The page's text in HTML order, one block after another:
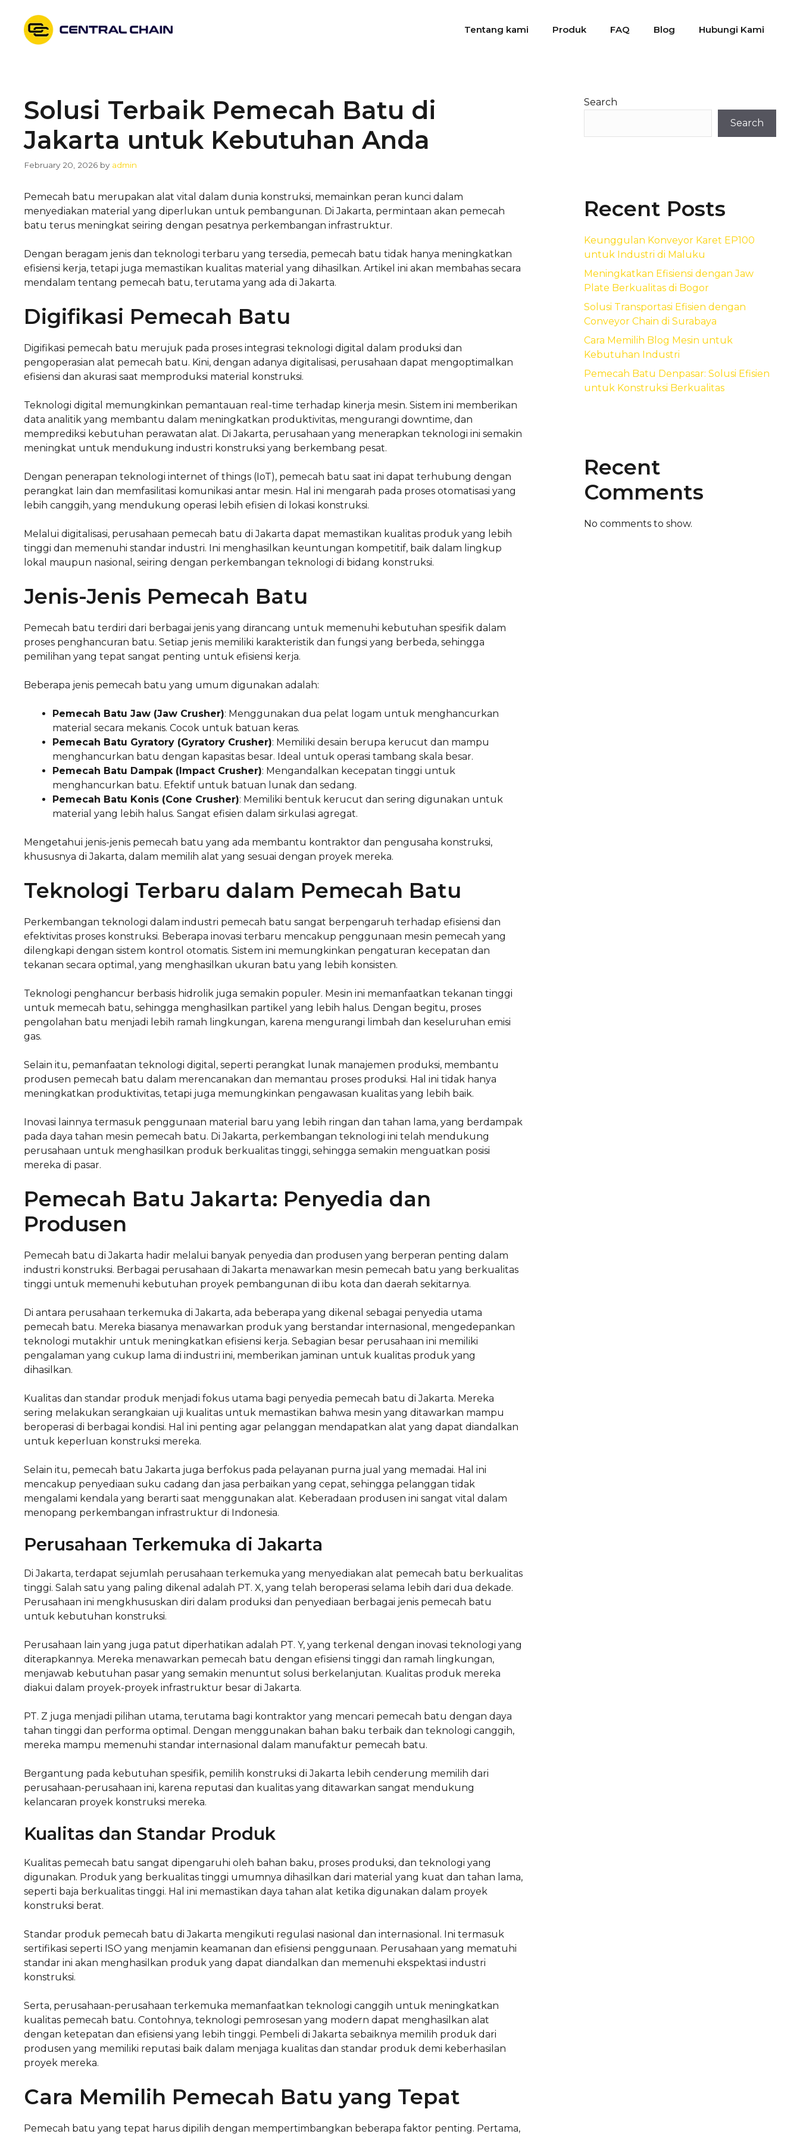
content
Tentang kami Produk FAQ Blog Hubungi Kami
Solusi Terbaik Pemecah Batu di
Jakarta untuk Kebutuhan Anda
February 20, 2026 by admin
Pemecah batu merupakan alat vital dalam dunia konstruksi, memainkan peran kunci dalam
menyediakan material yang diperlukan untuk pembangunan. Di Jakarta, permintaan akan pemecah
batu terus meningkat seiring dengan pesatnya perkembangan infrastruktur.
Dengan beragam jenis dan teknologi terbaru yang tersedia, pemecah batu tidak hanya meningkatkan
efisiensi kerja, tetapi juga memastikan kualitas material yang dihasilkan. Artikel ini akan membahas secara
mendalam tentang pemecah batu, terutama yang ada di Jakarta.
Digifikasi Pemecah Batu
Digifikasi pemecah batu merujuk pada proses integrasi teknologi digital dalam produksi dan
pengoperasian alat pemecah batu. Kini, dengan adanya digitalisasi, perusahaan dapat mengoptimalkan
efisiensi dan akurasi saat memproduksi material konstruksi.
Teknologi digital memungkinkan pemantauan real-time terhadap kinerja mesin. Sistem ini memberikan
data analitik yang membantu dalam meningkatkan produktivitas, mengurangi downtime, dan
memprediksi kebutuhan perawatan alat. Di Jakarta, perusahaan yang menerapkan teknologi ini semakin
meningkat untuk mendukung industri konstruksi yang berkembang pesat.
Dengan penerapan teknologi internet of things (IoT), pemecah batu saat ini dapat terhubung dengan
perangkat lain dan memfasilitasi komunikasi antar mesin. Hal ini mengarah pada proses otomatisasi yang
lebih canggih, yang mendukung operasi lebih efisien di lokasi konstruksi.
Melalui digitalisasi, perusahaan pemecah batu di Jakarta dapat memastikan kualitas produk yang lebih
tinggi dan memenuhi standar industri. Ini menghasilkan keuntungan kompetitif, baik dalam lingkup
lokal maupun nasional, seiring dengan perkembangan teknologi di bidang konstruksi.
Jenis-Jenis Pemecah Batu
Pemecah batu terdiri dari berbagai jenis yang dirancang untuk memenuhi kebutuhan spesifik dalam
proses penghancuran batu. Setiap jenis memiliki karakteristik dan fungsi yang berbeda, sehingga
pemilihan yang tepat sangat penting untuk efisiensi kerja.
Beberapa jenis pemecah batu yang umum digunakan adalah:
Pemecah Batu Jaw (Jaw Crusher): Menggunakan dua pelat logam untuk menghancurkan
material secara mekanis. Cocok untuk batuan keras.
Pemecah Batu Gyratory (Gyratory Crusher): Memiliki desain berupa kerucut dan mampu
menghancurkan batu dengan kapasitas besar. Ideal untuk operasi tambang skala besar.
Pemecah Batu Dampak (Impact Crusher): Mengandalkan kecepatan tinggi untuk
menghancurkan batu. Efektif untuk batuan lunak dan sedang.
Pemecah Batu Konis (Cone Crusher): Memiliki bentuk kerucut dan sering digunakan untuk
material yang lebih halus. Sangat efisien dalam sirkulasi agregat.
Mengetahui jenis-jenis pemecah batu yang ada membantu kontraktor dan pengusaha konstruksi,
khususnya di Jakarta, dalam memilih alat yang sesuai dengan proyek mereka.
Teknologi Terbaru dalam Pemecah Batu
Perkembangan teknologi dalam industri pemecah batu sangat berpengaruh terhadap efisiensi dan
efektivitas proses konstruksi. Beberapa inovasi terbaru mencakup penggunaan mesin pemecah yang
dilengkapi dengan sistem kontrol otomatis. Sistem ini memungkinkan pengaturan kecepatan dan
tekanan secara optimal, yang menghasilkan ukuran batu yang lebih konsisten.
Teknologi penghancur berbasis hidrolik juga semakin populer. Mesin ini memanfaatkan tekanan tinggi
untuk memecah batu, sehingga menghasilkan partikel yang lebih halus. Dengan begitu, proses
pengolahan batu menjadi lebih ramah lingkungan, karena mengurangi limbah dan keseluruhan emisi
gas.
Selain itu, pemanfaatan teknologi digital, seperti perangkat lunak manajemen produksi, membantu
produsen pemecah batu dalam merencanakan dan memantau proses produksi. Hal ini tidak hanya
meningkatkan produktivitas, tetapi juga memungkinkan pengawasan kualitas yang lebih baik.
Inovasi lainnya termasuk penggunaan material baru yang lebih ringan dan tahan lama, yang berdampak
pada daya tahan mesin pemecah batu. Di Jakarta, perkembangan teknologi ini telah mendukung
perusahaan untuk menghasilkan produk berkualitas tinggi, sehingga semakin menguatkan posisi
mereka di pasar.
Pemecah Batu Jakarta: Penyedia dan
Produsen
Pemecah batu di Jakarta hadir melalui banyak penyedia dan produsen yang berperan penting dalam
industri konstruksi. Berbagai perusahaan di Jakarta menawarkan mesin pemecah batu yang berkualitas
tinggi untuk memenuhi kebutuhan proyek pembangunan di ibu kota dan daerah sekitarnya.
Di antara perusahaan terkemuka di Jakarta, ada beberapa yang dikenal sebagai penyedia utama
pemecah batu. Mereka biasanya menawarkan produk yang berstandar internasional, mengedepankan
teknologi mutakhir untuk meningkatkan efisiensi kerja. Sebagian besar perusahaan ini memiliki
pengalaman yang cukup lama di industri ini, memberikan jaminan untuk kualitas produk yang
dihasilkan.
Kualitas dan standar produk menjadi fokus utama bagi penyedia pemecah batu di Jakarta. Mereka
sering melakukan serangkaian uji kualitas untuk memastikan bahwa mesin yang ditawarkan mampu
beroperasi di berbagai kondisi. Hal ini penting agar pelanggan mendapatkan alat yang dapat diandalkan
untuk keperluan konstruksi mereka.
Selain itu, pemecah batu Jakarta juga berfokus pada pelayanan purna jual yang memadai. Hal ini
mencakup penyediaan suku cadang dan jasa perbaikan yang cepat, sehingga pelanggan tidak
mengalami kendala yang berarti saat menggunakan alat. Keberadaan produsen ini sangat vital dalam
menopang perkembangan infrastruktur di Indonesia.
Perusahaan Terkemuka di Jakarta
Di Jakarta, terdapat sejumlah perusahaan terkemuka yang menyediakan alat pemecah batu berkualitas
tinggi. Salah satu yang paling dikenal adalah PT. X, yang telah beroperasi selama lebih dari dua dekade.
Perusahaan ini mengkhususkan diri dalam produksi dan penyediaan berbagai jenis pemecah batu
untuk kebutuhan konstruksi.
Perusahaan lain yang juga patut diperhatikan adalah PT. Y, yang terkenal dengan inovasi teknologi yang
diterapkannya. Mereka menawarkan pemecah batu dengan efisiensi tinggi dan ramah lingkungan,
menjawab kebutuhan pasar yang semakin menuntut solusi berkelanjutan. Kualitas produk mereka
diakui dalam proyek-proyek infrastruktur besar di Jakarta.
PT. Z juga menjadi pilihan utama, terutama bagi kontraktor yang mencari pemecah batu dengan daya
tahan tinggi dan performa optimal. Dengan menggunakan bahan baku terbaik dan teknologi canggih,
mereka mampu memenuhi standar internasional dalam manufaktur pemecah batu.
Bergantung pada kebutuhan spesifik, pemilih konstruksi di Jakarta lebih cenderung memilih dari
perusahaan-perusahaan ini, karena reputasi dan kualitas yang ditawarkan sangat mendukung
kelancaran proyek konstruksi mereka.
Kualitas dan Standar Produk
Kualitas pemecah batu sangat dipengaruhi oleh bahan baku, proses produksi, dan teknologi yang
digunakan. Produk yang berkualitas tinggi umumnya dihasilkan dari material yang kuat dan tahan lama,
seperti baja berkualitas tinggi. Hal ini memastikan daya tahan alat ketika digunakan dalam proyek
konstruksi berat.
Standar produk pemecah batu di Jakarta mengikuti regulasi nasional dan internasional. Ini termasuk
sertifikasi seperti ISO yang menjamin keamanan dan efisiensi penggunaan. Perusahaan yang mematuhi
standar ini akan menghasilkan produk yang dapat diandalkan dan memenuhi ekspektasi industri
konstruksi.
Serta, perusahaan-perusahaan terkemuka memanfaatkan teknologi canggih untuk meningkatkan
kualitas pemecah batu. Contohnya, teknologi pemrosesan yang modern dapat menghasilkan alat
dengan ketepatan dan efisiensi yang lebih tinggi. Pembeli di Jakarta sebaiknya memilih produk dari
produsen yang memiliki reputasi baik dalam menjaga kualitas dan standar produk demi keberhasilan
proyek mereka.
Cara Memilih Pemecah Batu yang Tepat
Pemecah batu yang tepat harus dipilih dengan mempertimbangkan beberapa faktor penting. Pertama,
Search
Search
Recent Posts
Keunggulan Konveyor Karet EP100
untuk Industri di Maluku
Meningkatkan Efisiensi dengan Jaw
Plate Berkualitas di Bogor
Solusi Transportasi Efisien dengan
Conveyor Chain di Surabaya
Cara Memilih Blog Mesin untuk
Kebutuhan Industri
Pemecah Batu Denpasar: Solusi Efisien
untuk Konstruksi Berkualitas
Recent
Comments
No comments to show.